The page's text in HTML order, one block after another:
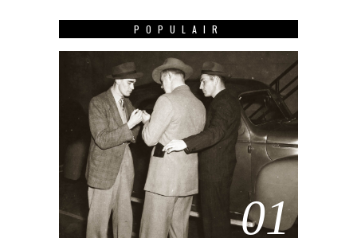
POPULAIR
01